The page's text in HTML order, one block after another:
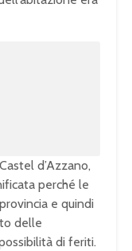
d’Azzano,
perché le
e quindi
delle
di feriti.